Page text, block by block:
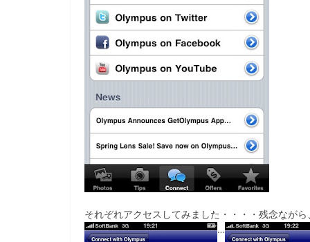
それぞれアクセスしてみました・・・・残念なが
…